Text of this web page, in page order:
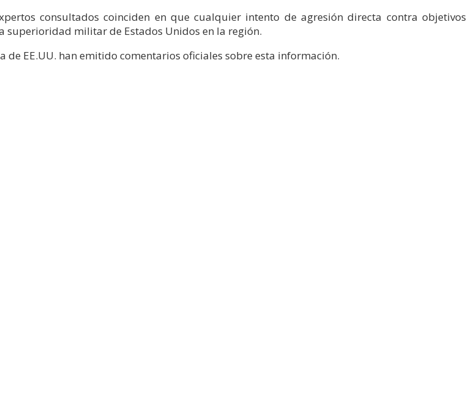
consultados coinciden en que cualquier intento de agresión directa contra objetivos
superioridad militar de Estados Unidos en la región.
EE.UU. han emitido comentarios oficiales sobre esta información.